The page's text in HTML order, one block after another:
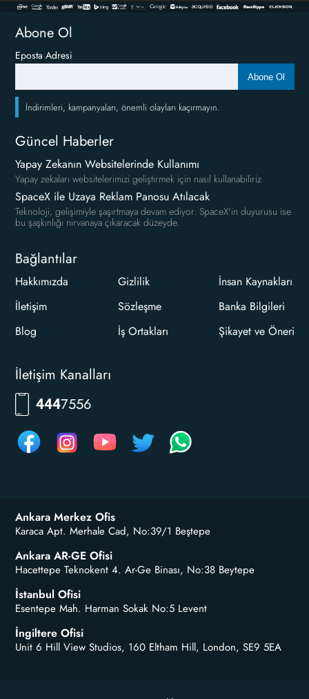
Abone Ol
Eposta Adresi
Abone Ol
İndirimleri, kampanyaları, önemli olayları kaçırmayın.
Güncel Haberler
Yapay Zekanın Websitelerinde Kullanımı
Yapay zekaları websitelerimizi geliştirmek için nasıl kullanabiliriz
SpaceX ile Uzaya Reklam Panosu Atılacak
Teknoloji, gelişimiyle şaşırtmaya devam ediyor. SpaceX'in duyurusu ise
bu şaşkınlığı nirvanaya çıkaracak düzeyde.
Bağlantılar
Hakkımızda
İletişim
Blog
Gizlilik
Sözleşme
İş Ortakları
İnsan Kaynakları
Banka Bilgileri
Şikayet ve Öneri
İletişim Kanalları
444RKLM
Ankara Merkez Ofis
Karaca Apt. Merhale Cad, No:39/1 Beştepe
Ankara AR-GE Ofisi
Hacettepe Teknokent 4. Ar-Ge Binası, No:38 Beytepe
İstanbul Ofisi
Esentepe Mah. Harman Sokak No:5 Levent
İngiltere Ofisi
Unit 6 Hill View Studios, 160 Eltham Hill, London, SE9 5EA